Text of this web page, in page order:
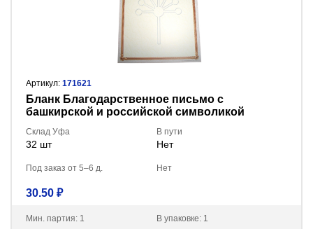
Артикул: 171621
Бланк Благодарственное письмо с
башкирской и российской символикой
Склад Уфа
32 шт
В пути
Нет
Под заказ от 5–6 д. Нет
30.50 ₽
Мин. партия: 1 В упаковке: 1